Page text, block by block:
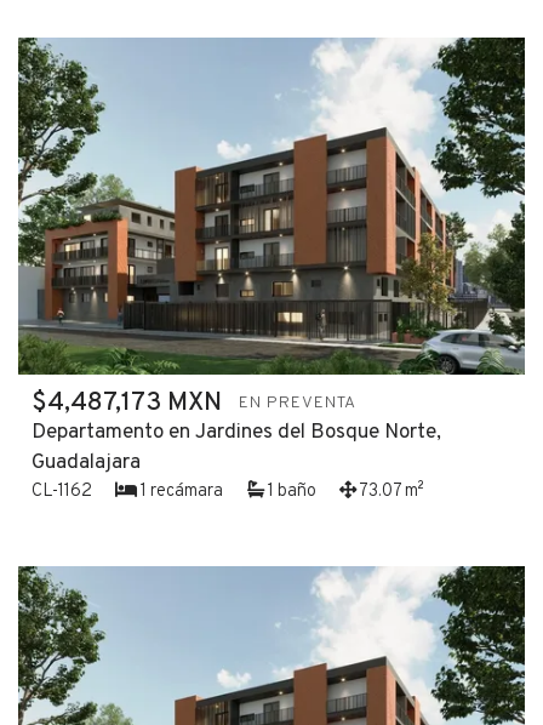
$4,487,173 MXN EN PREVENTA
Departamento en Jardines del Bosque Norte,
Guadalajara
CL-1162 1 recámara 1 baño 73.07 m²